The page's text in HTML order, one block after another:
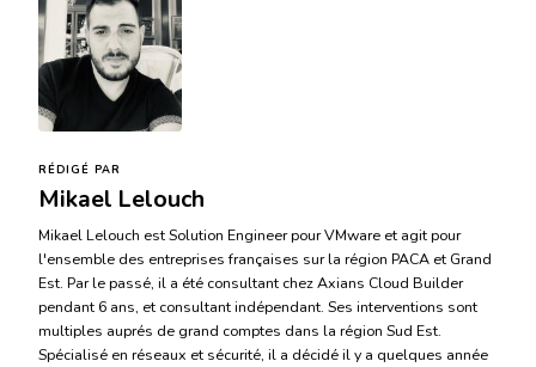
RÉDIGÉ PAR
Mikael Lelouch
Mikael Lelouch est Solution Engineer pour VMware et agit pour
l'ensemble des entreprises françaises sur la région PACA et Grand
Est. Par le passé, il a été consultant chez Axians Cloud Builder
pendant 6 ans, et consultant indépendant. Ses interventions sont
multiples auprés de grand comptes dans la région Sud Est.
Spécialisé en réseaux et sécurité, il a décidé il y a quelques année